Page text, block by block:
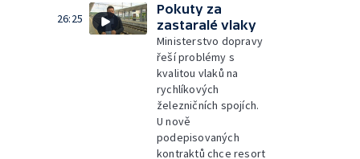
26:25
Pokuty za
zastaralé vlaky
Ministerstvo dopravy
řeší problémy s
kvalitou vlaků na
rychlíkových
železničních spojích.
U nově
podepisovaných
kontraktů chce resort